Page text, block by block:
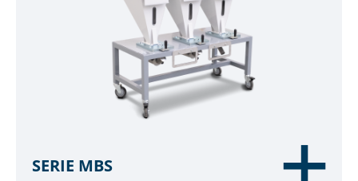
SERIE MBS